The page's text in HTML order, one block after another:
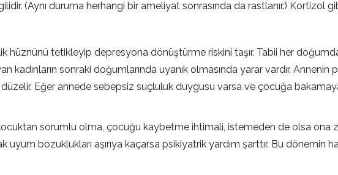
(Aynı duruma herhangi bir ameliyat sonrasında da rastlanır.) Kortizol
hüznünü tetikleyip depresyona dönüştürme riskini taşır. Tabii her
sonraki doğumlarında uyanık olmasında yarar vardır. Annenin
Eğer annede sebepsiz suçluluk duygusu varsa ve çocuğa
sorumlu olma, çocuğu kaybetme ihtimali, istemeden de olsa ona
uyum bozuklukları aşırıya kaçarsa psikiyatrik yardım şarttır. Bu dönemin